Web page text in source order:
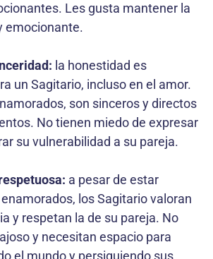
Les gusta mantener la
emocionante.
la honestidad es
un Sagitario, incluso en el amor.
son sinceros y directos
No tienen miedo de expresar
su vulnerabilidad a su pareja.
a pesar de estar
los Sagitario valoran
y respetan la de su pareja. No
y necesitan espacio para
el mundo y persiguiendo sus